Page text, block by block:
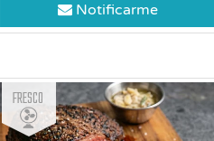
Notificarme
Fresco